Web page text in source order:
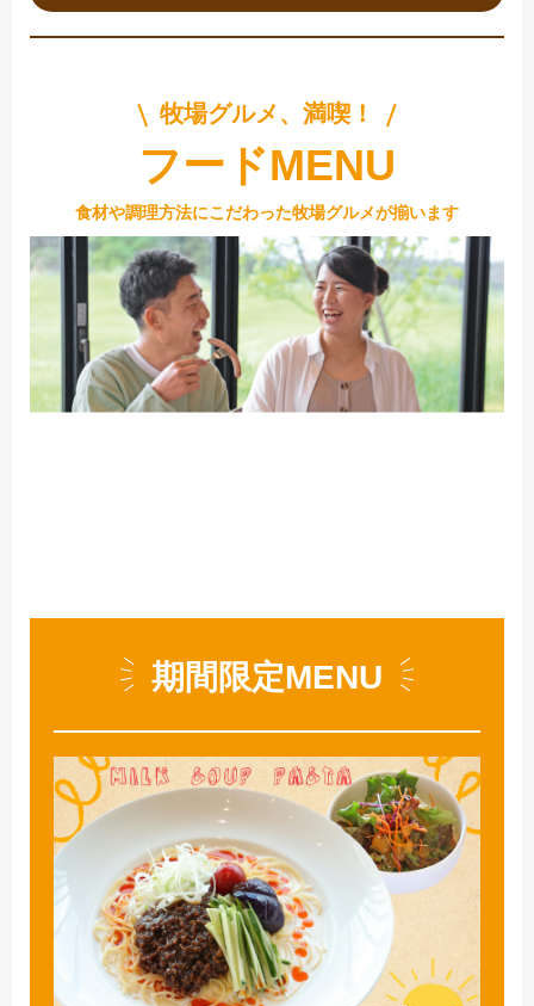
牧場グルメ、満喫！
フードMENU
食材や調理方法にこだわった牧場グルメが揃います
期間限定MENU